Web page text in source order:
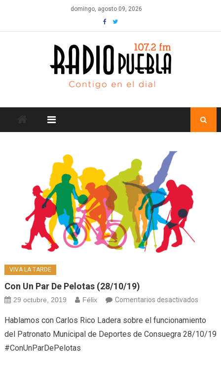
content
domingo, agosto 09, 2026
VIVA LA TARDE
Con Un Par De Pelotas (28/10/19)
29 octubre, 2019 Félix Comentarios desactivadosen
un
par
Hablamos con Carlos Rico Ladera sobre el funcionamiento
del Patronato Municipal de Deportes de Consuegra 28/10/19
#ConUnParDePelotas